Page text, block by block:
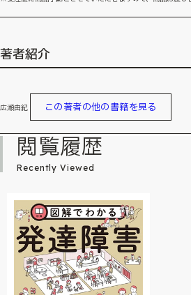
著者紹介
広瀬由紀 この著者の他の書籍を見る
閲覧履歴
Recently Viewed